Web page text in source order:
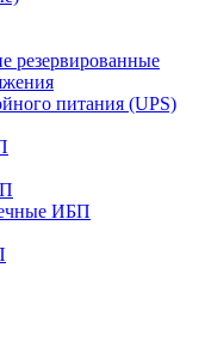
резервированные
питания (UPS)
ИБП